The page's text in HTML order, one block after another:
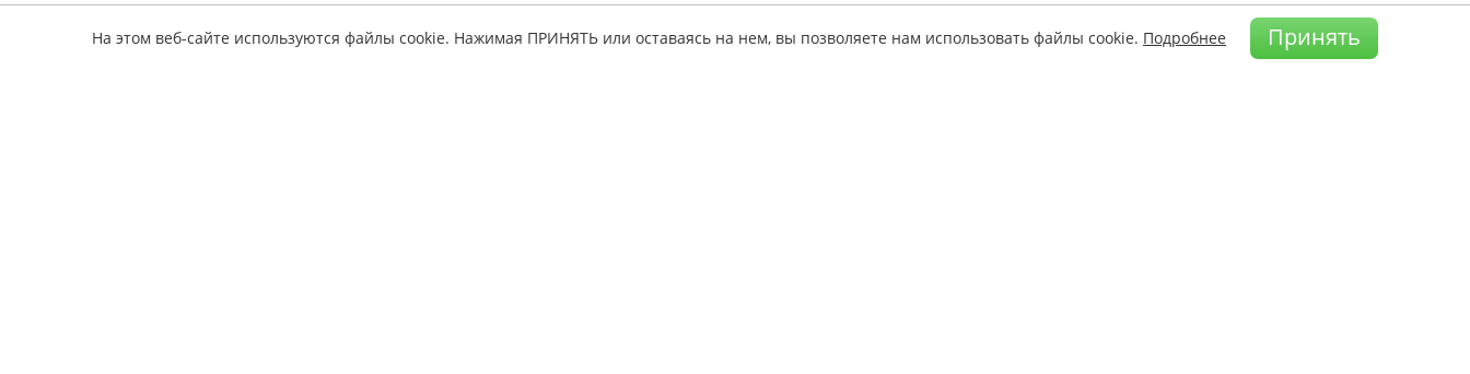
На этом веб-сайте используются файлы cookie. Нажимая ПРИНЯТЬ или оставаясь на нем, вы позволяете нам использовать файлы cookie. Подробнее Принять